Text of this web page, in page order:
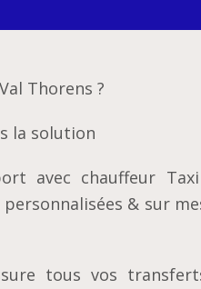
Thorens ?
la solution
avec chauffeur
& sur
tous vos